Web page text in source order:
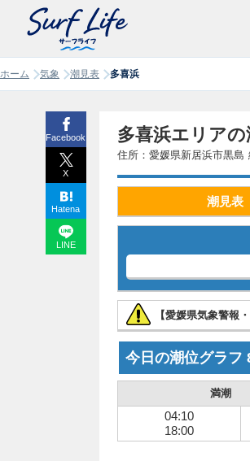
ホーム 気象 潮見表 多喜浜
多喜浜エリアの
住所：愛媛県新居浜市黒島
潮見表
【愛媛県気象警報
今日の潮位グラフ
満潮
04:10
18:00
Facebook
X
Hatena
LINE